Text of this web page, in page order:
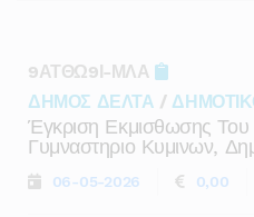
9ΑΤΘΩ9Ι-ΜΛΑ
ΔΗΜΟΣ ΔΕΛΤΑ /
Έγκριση Εκμισθωσης Του
Γυμναστηριο Κυμινων,
06-05-2026 0,00